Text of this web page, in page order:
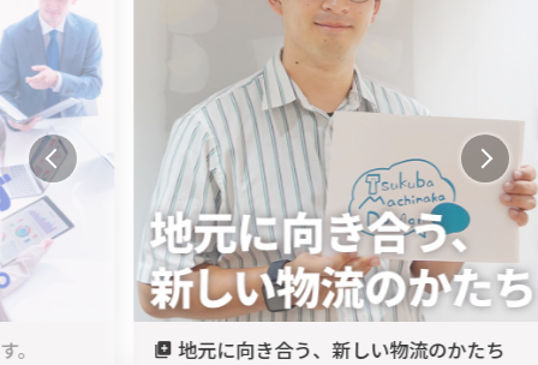
地元に向き合う、新しい物流のかたち